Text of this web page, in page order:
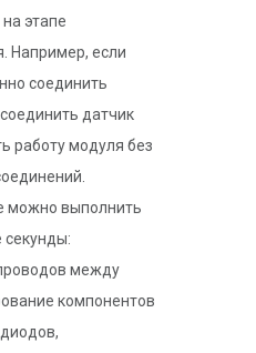
этапе
Например, если
соединить
датчик
работу модуля без
можно выполнить
секунды:
между
компонентов